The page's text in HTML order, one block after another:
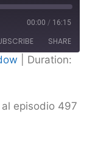
00:00 / 16:15
SHARE
Duration:
episodio 497